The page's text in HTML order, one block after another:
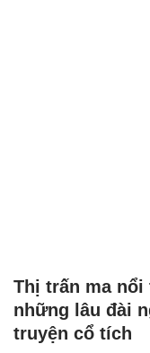
Thị trấn ma nổi
những lâu đài
truyện cổ tích